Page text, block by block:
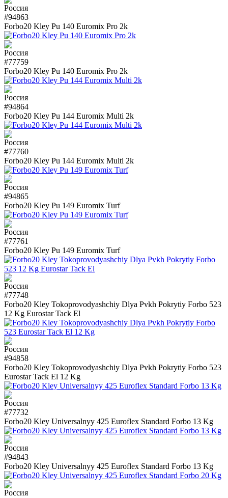
#94863
Forbo20 Kley Pu 140 Euromix Pro 2k
#77759
Forbo20 Kley Pu 140 Euromix Pro 2k
#94864
Forbo20 Kley Pu 144 Euromix Multi 2k
#77760
Forbo20 Kley Pu 144 Euromix Multi 2k
#94865
Forbo20 Kley Pu 149 Euromix Turf
#77761
Forbo20 Kley Pu 149 Euromix Turf
#77748
Forbo20 Kley Tokoprovodyashchiy Dlya Pvkh Pokrytiy Forbo 523
12 Kg Eurostar Tack El
#94858
Forbo20 Kley Tokoprovodyashchiy Dlya Pvkh Pokrytiy Forbo 523
Eurostar Tack El 12 Kg
#77732
Forbo20 Kley Universalnyy 425 Euroflex Standard Forbo 13 Kg
#94843
Forbo20 Kley Universalnyy 425 Euroflex Standard Forbo 13 Kg